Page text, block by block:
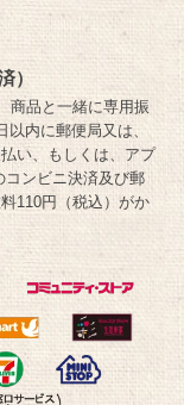
）
商品と一緒に専用振
内に郵便局又は、
い、もしくは、アプ
コンビニ決済及び郵
110円（税込）がか